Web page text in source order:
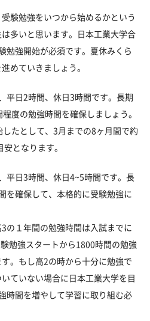
験勉強をいつから始めるかという
多いと思います。日本工業大学合
勉強開始が必須です。夏休みくら
めていきましょう。
平日2時間、休日3時間です。長期
度の勉強時間を確保しましょう。
たとして、3月までの8ヶ月間で約
となります。
平日3時間、休日4~5時間です。長
を確保して、本格的に受験勉強に
の１年間の勉強時間は入試までに
勉強スタートから1800時間の勉強
。もし高2の時から十分に勉強で
ていない場合に日本工業大学を目
時間を増やして学習に取り組む必